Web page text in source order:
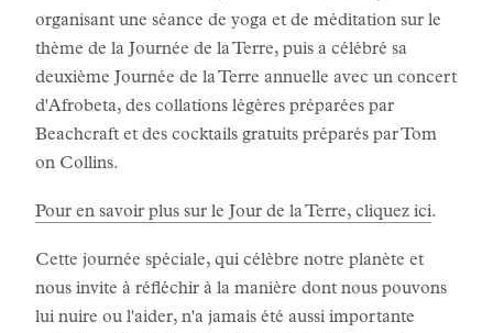
organisant une séance de yoga et de méditation sur le
thème de la Journée de la Terre, puis a célébré sa
deuxième Journée de la Terre annuelle avec un concert
d'Afrobeta, des collations légères préparées par
Beachcraft et des cocktails gratuits préparés par Tom
on Collins.
Pour en savoir plus sur le Jour de la Terre, cliquez ici.
Cette journée spéciale, qui célèbre notre planète et
nous invite à réfléchir à la manière dont nous pouvons
lui nuire ou l'aider, n'a jamais été aussi importante